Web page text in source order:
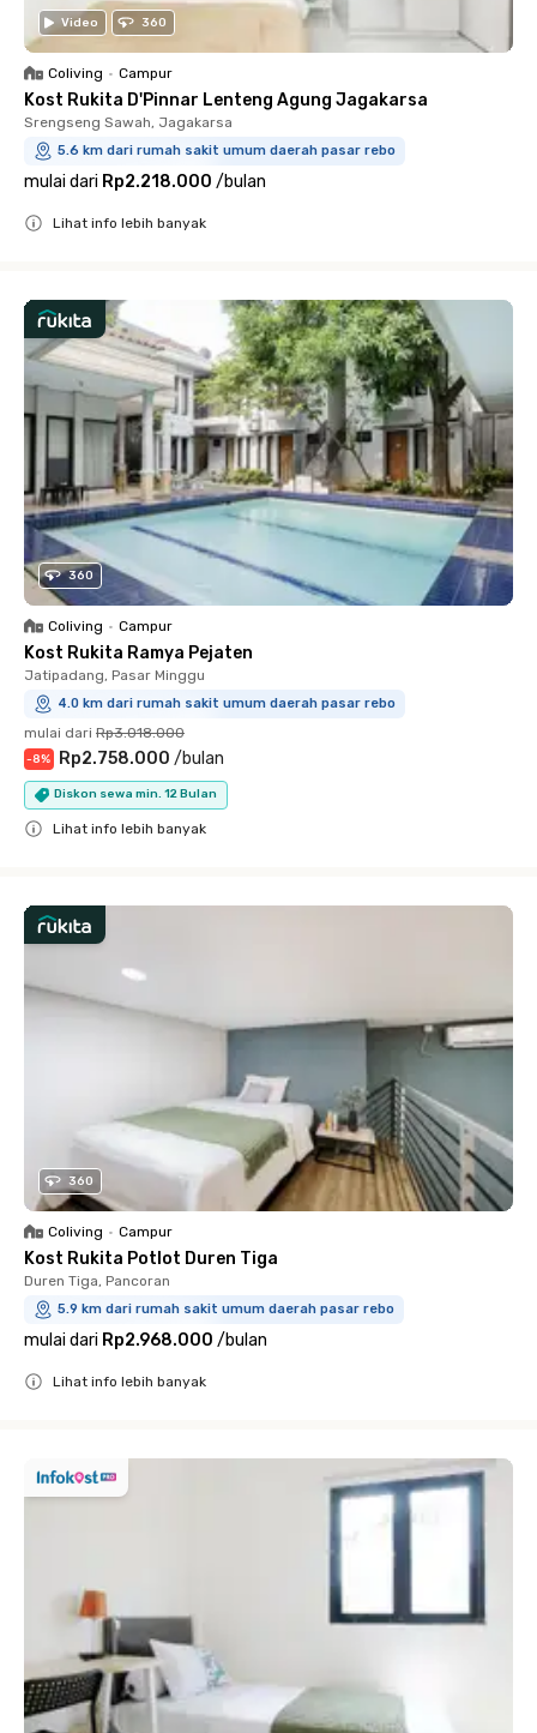
Video 360
Coliving • Campur
Kost Rukita D'Pinnar Lenteng Agung Jagakarsa
Srengseng Sawah, Jagakarsa
5.6 km dari rumah sakit umum daerah pasar rebo
mulai dari Rp2.218.000 /bulan
Lihat info lebih banyak
360
Coliving • Campur
Kost Rukita Ramya Pejaten
Jatipadang, Pasar Minggu
4.0 km dari rumah sakit umum daerah pasar rebo
mulai dari Rp3.018.000
-8% Rp2.758.000 /bulan
Diskon sewa min. 12 Bulan
Lihat info lebih banyak
360
Coliving • Campur
Kost Rukita Potlot Duren Tiga
Duren Tiga, Pancoran
5.9 km dari rumah sakit umum daerah pasar rebo
mulai dari Rp2.968.000 /bulan
Lihat info lebih banyak